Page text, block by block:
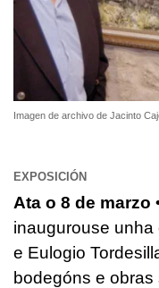
Imagen de archivo de Jacinto
EXPOSICIÓN
Ata o 8 de marzo
inaugurouse
e Eulogio
bodegóns e